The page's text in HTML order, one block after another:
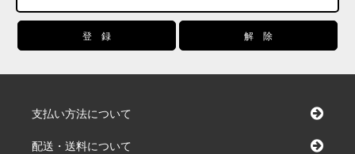
支払い方法について
配送・送料について